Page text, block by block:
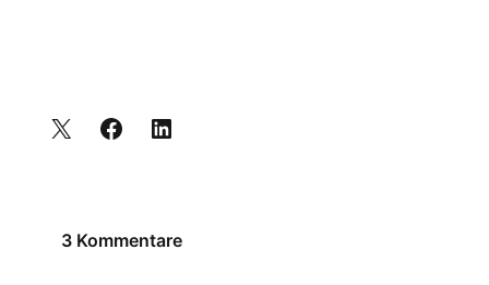
3 Kommentare